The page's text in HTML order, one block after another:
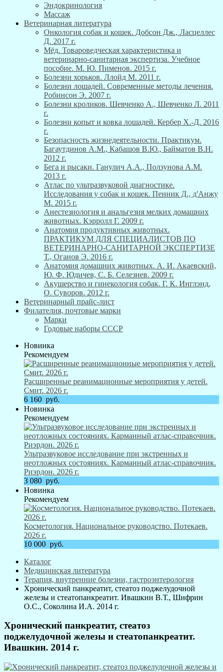
Эндокринология
Массаж
Ветеринарная литература
Онкология собак и кошек. Добсон Дж., Ласцеллес
Д. 2017 г.
Мёд. Товароведческая характеристика и
ветеринарно-санитарная экспертиза. Учебное
пособие. М. Ю. Пименов. 2015 г.
Болезни хорьков. Ллойд М. 2011 г.
Болезни лошадей. Современные методы лечения.
Робинсон Э. 2007 г.
Болезни кроликов. Шевченко А., Шевченко Л. 2011
г.
Болезни копыт и ковка лошадей. Кербер Х.-Д. 2016
г.
Безопасность жизнедеятельности. Практикум.
Багаутдинов А.М., Кабашов В.Ю., Байматов В.Н.
2012 г.
Бега и рысаки. Ганулич А.А., Ползунова А.М.
2013 г.
Атлас по ультразвуковой диагностике.
Исследования у собак и кошек. Пенник Д., д'Анжу
М. 2015 г.
Анестезиология и анальгезия мелких домашних
животных. Кэрролл Г. 2009 г.
Анатомия продуктивных животных.
ПРАКТИКУМ ДЛЯ СПЕЦИАЛИСТОВ ПО
ВЕТЕРИНАРНО-САНИТАРНОЙ ЭКСПЕРТИЗЕ
Т., Оганов Э. 2016 г.
Анатомия домашних животных. А. И. Акаевский,
Ю. Ф. Юдичев, С. Б. Селезнев. 2009 г.
Акушерство и гинекология собак. Г. К. Инглэнд,
О. Суворов. 2012 г.
Ветеринарный прайс-лист
Филателия, почтовые марки
Марки
Годовые наборы СССР
Новинка
Рекомендуем
Расширенные реанимационные мероприятия у детей.
Смит. 2026 г.
6 160 руб.
Новинка
Рекомендуем
Ультразвуковое исследование при экстренных и
неотложных состояниях. Карманный атлас-справочник.
Риэрдон. 2026 г.
3 080 руб.
Новинка
Рекомендуем
Косметология. Национальное руководство. Потекаев.
2026 г.
10 000 руб.
Каталог
Медицинская литература
Терапия, внутренние болезни, гастроэнтерология
Хронический панкреатит, стеатоз поджелудочной
железы и стеатопанкреатит. Ивашкин В.Т., Шифрин
О.С., Соколина И.А. 2014 г.
Хронический панкреатит, стеатоз
поджелудочной железы и стеатопанкреатит.
Ивашкин. 2014 г.